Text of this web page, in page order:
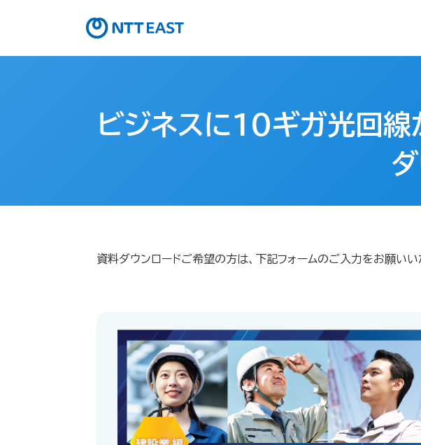
ビジネスに10ギガ光回線
資料ダウンロードご希望の方は、下記フォームのご入力をお願いい